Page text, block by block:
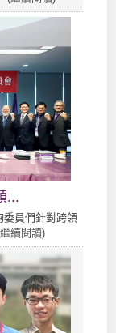
...
委員們針對跨領
繼續閱讀)